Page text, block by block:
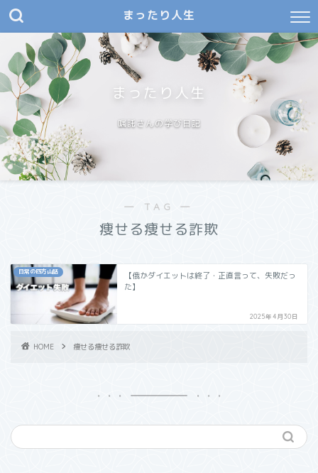
まったり人生
まったり人生
嘱託さんの学び日記
― TAG ―
痩せる痩せる詐欺
日常の四方山話
【俄かダイエットは終了・正直言って、失敗だっ
た】
2025年4月30日
HOME 痩せる痩せる詐欺